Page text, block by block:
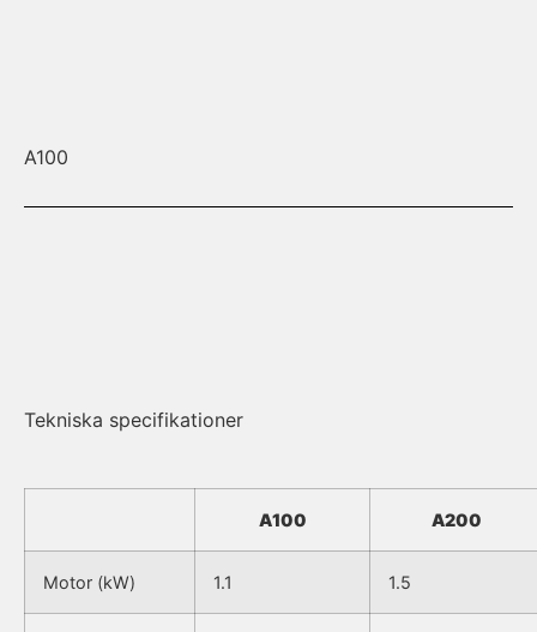
A100
Tekniska specifikationer
A100 A200
Motor (kW) 1.1 1.5